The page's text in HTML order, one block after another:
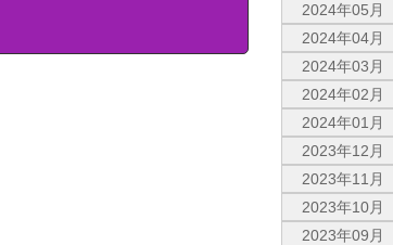
2024年05月
2024年04月
2024年03月
2024年02月
2024年01月
2023年12月
2023年11月
2023年10月
2023年09月